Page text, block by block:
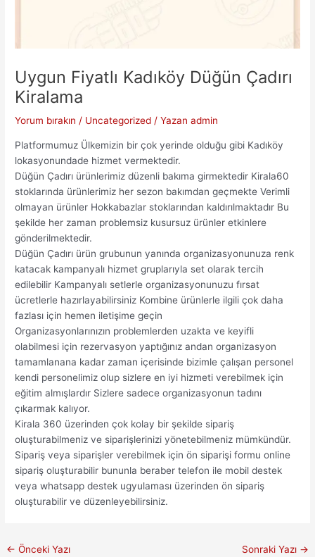
Uygun Fiyatlı Kadıköy Düğün Çadırı
Kiralama
Yorum bırakın / Uncategorized / Yazan admin
Platformumuz Ülkemizin bir çok yerinde olduğu gibi Kadıköy
lokasyonundade hizmet vermektedir.
Düğün Çadırı ürünlerimiz düzenli bakıma girmektedir Kirala60
stoklarında ürünlerimiz her sezon bakımdan geçmekte Verimli
olmayan ürünler Hokkabazlar stoklarından kaldırılmaktadır Bu
şekilde her zaman problemsiz kusursuz ürünler etkinlere
gönderilmektedir.
Düğün Çadırı ürün grubunun yanında organizasyonunuza renk
katacak kampanyalı hizmet gruplarıyla set olarak tercih
edilebilir Kampanyalı setlerle organizasyonunuzu fırsat
ücretlerle hazırlayabilirsiniz Kombine ürünlerle ilgili çok daha
fazlası için hemen iletişime geçin
Organizasyonlarınızın problemlerden uzakta ve keyifli
olabilmesi için rezervasyon yaptığınız andan organizasyon
tamamlanana kadar zaman içerisinde bizimle çalışan personel
kendi personelimiz olup sizlere en iyi hizmeti verebilmek için
eğitim almışlardır Sizlere sadece organizasyonun tadını
çıkarmak kalıyor.
Kirala 360 üzerinden çok kolay bir şekilde sipariş
oluşturabilmeniz ve siparişlerinizi yönetebilmeniz mümkündür.
Sipariş veya siparişler verebilmek için ön siparişi formu online
sipariş oluşturabilir bununla beraber telefon ile mobil destek
veya whatsapp destek ugyulaması üzerinden ön sipariş
oluşturabilir ve düzenleyebilirsiniz.
← Önceki Yazı Sonraki Yazı →